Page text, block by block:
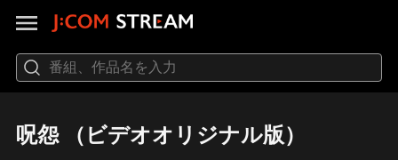
呪怨 （ビデオオリジナル版）